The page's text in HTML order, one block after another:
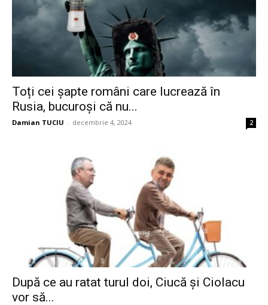
Toți cei șapte români care lucrează în
Rusia, bucuroși că nu...
Damian TUCIU - decembrie 4, 2024 2
După ce au ratat turul doi, Ciucă și Ciolacu
vor să...